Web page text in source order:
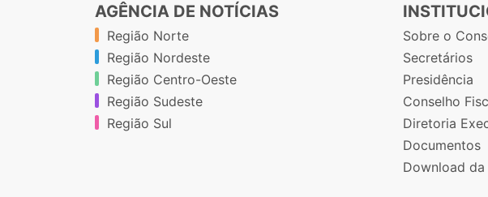
AGÊNCIA DE NOTÍCIAS
Região Norte
Região Nordeste
Região Centro-Oeste
Região Sudeste
Região Sul
Sobre o
Secretários
Presidência
Conselho
Diretoria
Documentos
Download da